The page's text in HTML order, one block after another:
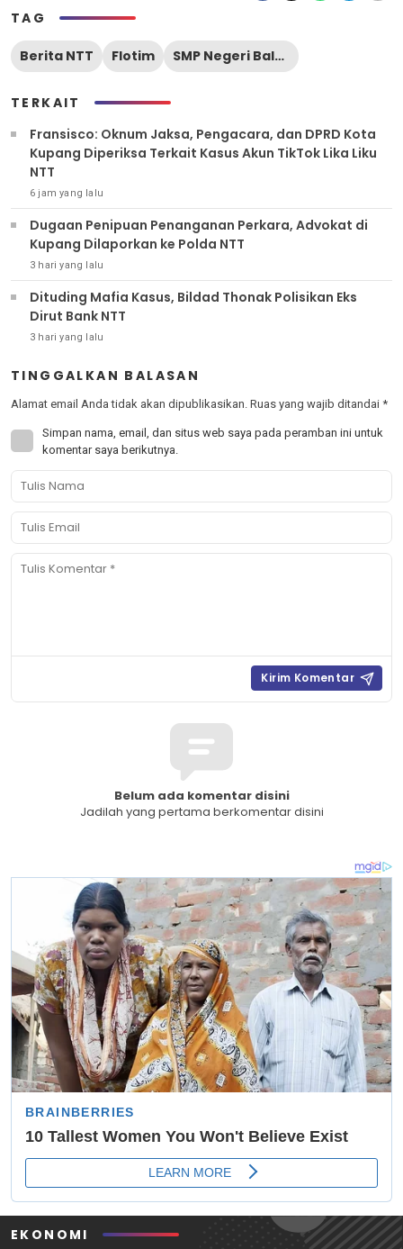
TAG
Berita NTT Flotim SMP Negeri Balaweling
TERKAIT
Fransisco: Oknum Jaksa, Pengacara, dan DPRD Kota
Kupang Diperiksa Terkait Kasus Akun TikTok Lika Liku
NTT
6 jam yang lalu
Dugaan Penipuan Penanganan Perkara, Advokat di
Kupang Dilaporkan ke Polda NTT
3 hari yang lalu
Dituding Mafia Kasus, Bildad Thonak Polisikan Eks
Dirut Bank NTT
3 hari yang lalu
TINGGALKAN BALASAN
Alamat email Anda tidak akan dipublikasikan. Ruas yang wajib ditandai *
Simpan nama, email, dan situs web saya pada peramban ini untuk
komentar saya berikutnya.
Belum ada komentar disini
Jadilah yang pertama berkomentar disini
EKONOMI